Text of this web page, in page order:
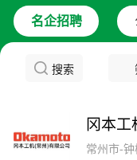
名企招聘
搜索
冈本工
常州市-